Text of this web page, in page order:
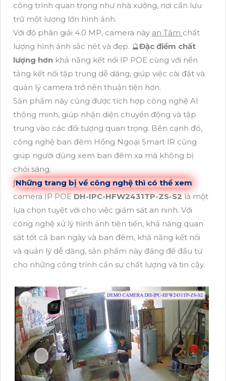
công trình quan trọng như nhà xưởng, nơi cần lưu
trữ một lượng lớn hình ảnh.
Với độ phân giải 4.0 MP, camera này an Tâm chất
lượng hình ảnh sắc nét và đẹp. 🔮Đặc điểm chất
lượng hơn khả năng kết nối IP POE cùng với nền
tảng kết nối tập trung dễ dàng, giúp việc cài đặt và
quản lý camera trở nên thuận tiện hơn.
Sản phẩm này cũng được tích hợp công nghệ AI
thông minh, giúp nhận diện chuyển động và tập
trung vào các đối tượng quan trọng. Bên cạnh đó,
công nghệ ban đêm Hồng Ngoại Smart IR cũng
giúp người dùng xem ban đêm xa mà không bị
chói sáng.
ƒNhững trang bị về công nghệ thì có thể xem
camera IP POE DH-IPC-HFW2431TP-ZS-S2 là một
lựa chọn tuyệt vời cho việc giám sát an ninh. Với
công nghệ xử lý hình ảnh tiên tiến, khả năng quan
sát tốt cả ban ngày và ban đêm, khả năng kết nối
và quản lý dễ dàng, sản phẩm này đáng để đầu tư
cho những công trình cần sự chất lượng và tin cậy.